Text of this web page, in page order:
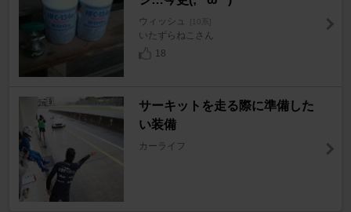
ウィッシュ [10系]
いたずらねこさん
18
サーキットを走る際に準備した
い装備
カーライフ